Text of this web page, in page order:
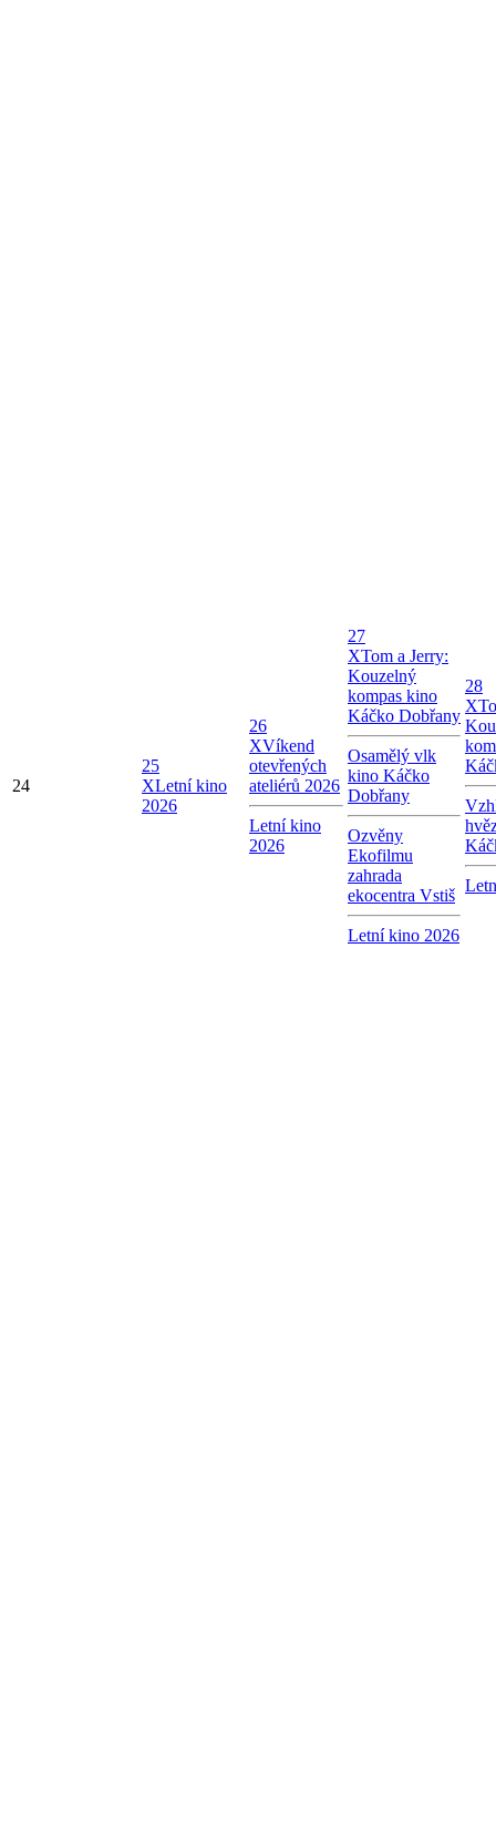
24
25
XLetní kino
2026
26
XVíkend
otevřených
ateliérů 2026
Letní kino
2026
27
XTom a Jerry:
Kouzelný
kompas kino
Káčko Dobřany
Osamělý vlk
kino Káčko
Dobřany
Ozvěny
Ekofilmu
zahrada
ekocentra Vstiš
Letní kino 2026
28
X